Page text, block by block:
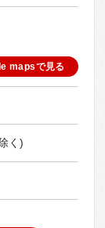
mapsで見る
く)